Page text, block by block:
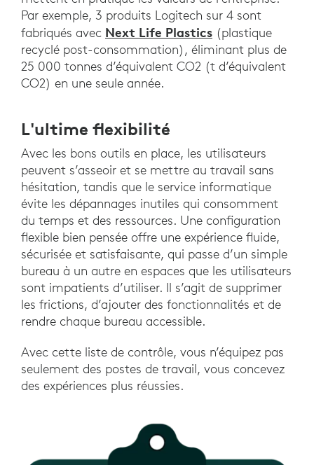
Par exemple, 3 produits Logitech sur 4 sont
fabriqués avec Next Life Plastics (plastique
recyclé post-consommation), éliminant plus de
25 000 tonnes d’équivalent CO2 (t d’équivalent
CO2) en une seule année.
L'ultime flexibilité
Avec les bons outils en place, les utilisateurs
peuvent s’asseoir et se mettre au travail sans
hésitation, tandis que le service informatique
évite les dépannages inutiles qui consomment
du temps et des ressources. Une configuration
flexible bien pensée offre une expérience fluide,
sécurisée et satisfaisante, qui passe d’un simple
bureau à un autre en espaces que les utilisateurs
sont impatients d’utiliser. Il s’agit de supprimer
les frictions, d’ajouter des fonctionnalités et de
rendre chaque bureau accessible.
Avec cette liste de contrôle, vous n’équipez pas
seulement des postes de travail, vous concevez
des expériences plus réussies.